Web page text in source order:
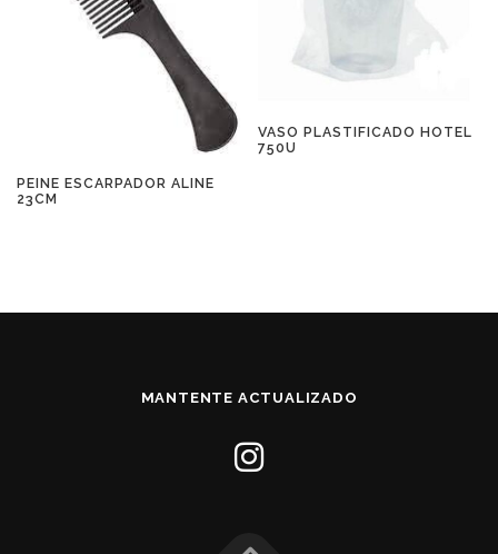
PEINE ESCARPADOR ALINE
23CM
VASO PLASTIFICADO HOTEL
750U
MANTENTE ACTUALIZADO